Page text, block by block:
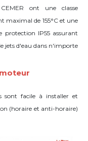
ont une classe
maximal de 155°C et une
protection IP55 assurant
jets d'eau dans n'importe
sont facile à installer et
(horaire et anti-horaire)